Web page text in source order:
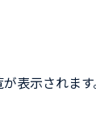
表示されます